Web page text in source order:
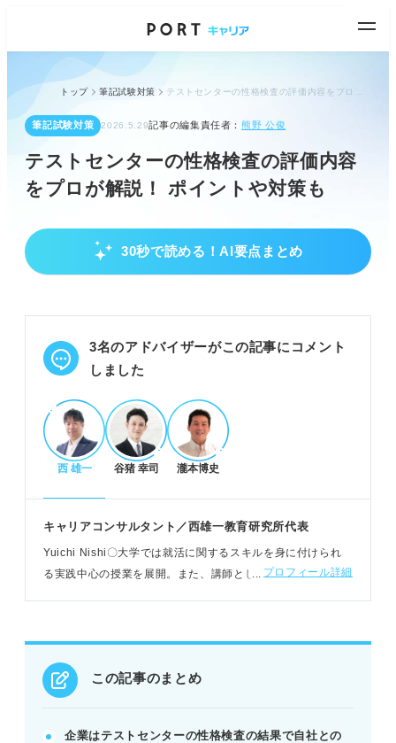
トップ 筆記試験対策
筆記試験対策 2026.5.29記事の編集責任者：熊野 公俊
テストセンターの性格検査の評価内容
をプロが解説！ ポイントや対策も
30秒で読める！AI要点まとめ
テストセンターの性格検査の基本と目的
めに実施する。
SPIなど種類があり、テストセンター利用は企業負
POINT：企業は性格検査の結果を重視し、採用基準
の4番目に挙げている。
性格検査で評価されるポイントと対策
意欲・行動力、情緒の安定性、回答の一貫性が評価
企業が求める人物像を事前に調べ、合致する点をア
ピールする。
書籍や対策サイトで練習し、評価が下がる回答を避
POINT：面接と矛盾しないよう自己理解を深め、一
貫性ある回答を。
性格検査の受検の流れと注意点
3名のアドバイザーがこの記事にコメント
しました
西 雄一 谷猪 幸司 瀧本博史
キャリアコンサルタント／西雄一教育研究所代表
Yuichi Nishi〇大学では就活に関するスキルを身に付けられ
る実践中心の授業を展開。また、講師として企業で新人や中
プロフィール詳細
この記事のまとめ
企業はテストセンターの性格検査の結果で自社との